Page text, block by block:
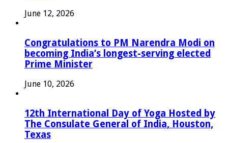
June 12, 2026
Congratulations to PM Narendra Modi on
becoming India’s longest-serving elected
Prime Minister
June 10, 2026
12th International Day of Yoga Hosted by
The Consulate General of India, Houston,
Texas